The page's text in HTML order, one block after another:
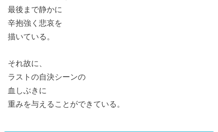
最後まで静かに
辛抱強く悲哀を
描いている。
それ故に、
ラストの自決シーンの
血しぶきに
重みを与えることができている。